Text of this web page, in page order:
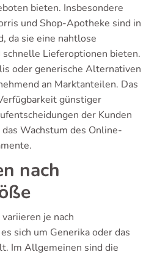
bieten. Insbesondere
und Shop-Apotheke sind in
da sie eine nahtlose
Lieferoptionen bieten.
oder generische Alternativen
an Marktanteilen. Das
günstiger
der Kunden
Wachstum des Online-
nach
je nach
sich um Generika oder das
Im Allgemeinen sind die